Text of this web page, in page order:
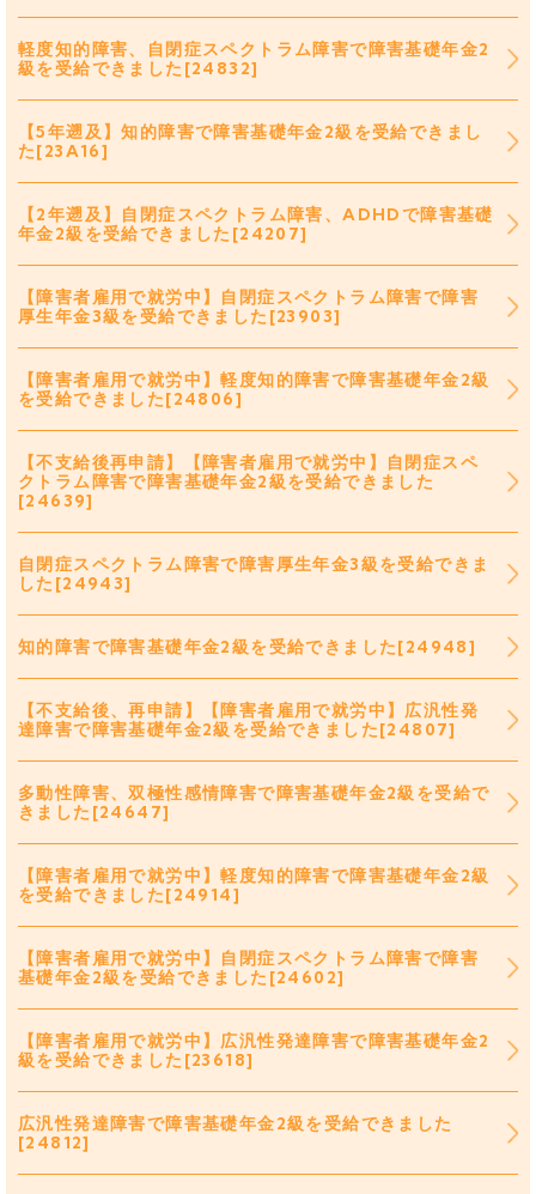
軽度知的障害、自閉症スペクトラム障害で障害基礎年金2
級を受給できました[24832]
【5年遡及】知的障害で障害基礎年金2級を受給できまし
た[23A16]
【2年遡及】自閉症スペクトラム障害、ADHDで障害基礎
年金2級を受給できました[24207]
【障害者雇用で就労中】自閉症スペクトラム障害で障害
厚生年金3級を受給できました[23903]
【障害者雇用で就労中】軽度知的障害で障害基礎年金2級
を受給できました[24806]
【不支給後再申請】【障害者雇用で就労中】自閉症スペ
クトラム障害で障害基礎年金2級を受給できました
[24639]
自閉症スペクトラム障害で障害厚生年金3級を受給できま
した[24943]
知的障害で障害基礎年金2級を受給できました[24948]
【不支給後、再申請】【障害者雇用で就労中】広汎性発
達障害で障害基礎年金2級を受給できました[24807]
多動性障害、双極性感情障害で障害基礎年金2級を受給で
きました[24647]
【障害者雇用で就労中】軽度知的障害で障害基礎年金2級
を受給できました[24914]
【障害者雇用で就労中】自閉症スペクトラム障害で障害
基礎年金2級を受給できました[24602]
【障害者雇用で就労中】広汎性発達障害で障害基礎年金2
級を受給できました[23618]
広汎性発達障害で障害基礎年金2級を受給できました
[24812]